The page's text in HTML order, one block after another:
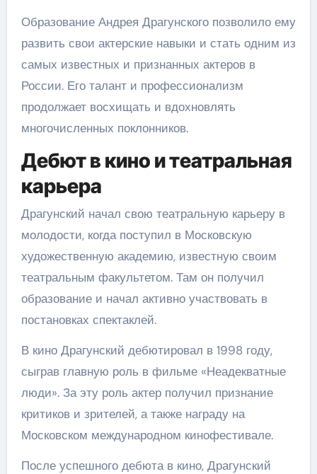
Образование Андрея Драгунского позволило ему
развить свои актерские навыки и стать одним из
самых известных и признанных актеров в
России. Его талант и профессионализм
продолжает восхищать и вдохновлять
многочисленных поклонников.
Дебют в кино и театральная
карьера
Драгунский начал свою театральную карьеру в
молодости, когда поступил в Московскую
художественную академию, известную своим
театральным факультетом. Там он получил
образование и начал активно участвовать в
постановках спектаклей.
В кино Драгунский дебютировал в 1998 году,
сыграв главную роль в фильме «Неадекватные
люди». За эту роль актер получил признание
критиков и зрителей, а также награду на
Московском международном кинофестивале.
После успешного дебюта в кино, Драгунский